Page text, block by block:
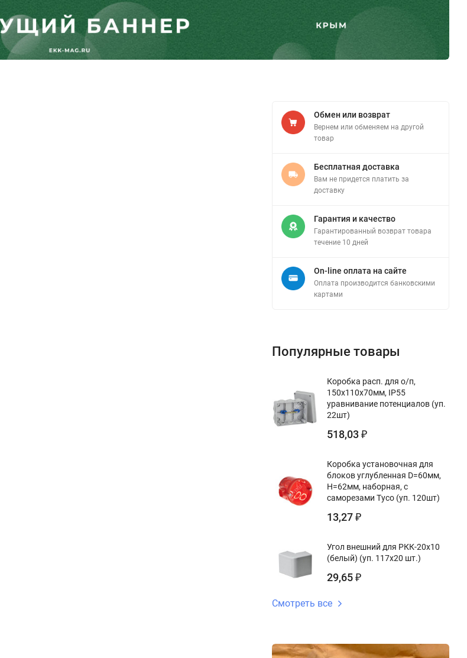
Обмен или возврат
Вернем или обменяем на другой
товар
Бесплатная доставка
Вам не придется платить за
доставку
Гарантия и качество
Гарантированный возврат товара
течение 10 дней
On-line оплата на сайте
Оплата производится банковскими
картами
Популярные товары
Коробка расп. для о/п,
150х110х70мм, IP55
уравнивание потенциалов (уп.
22шт)
518,03 ₽
Коробка установочная для
блоков углубленная D=60мм,
Н=62мм, наборная, с
саморезами Тусо (уп. 120шт)
13,27 ₽
Угол внешний для РКК-20х10
(белый) (уп. 117х20 шт.)
29,65 ₽
Смотреть все